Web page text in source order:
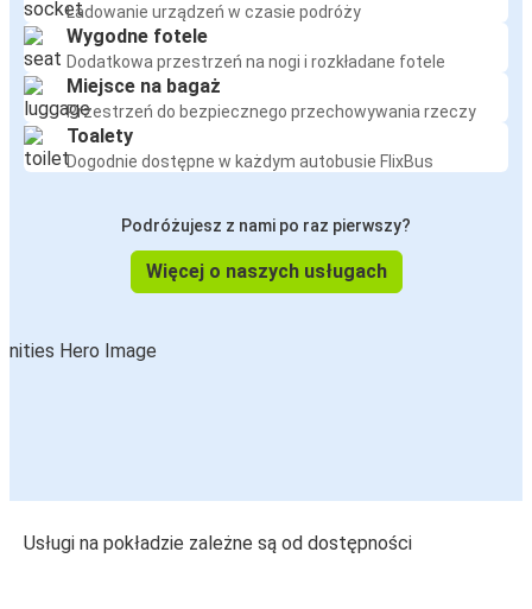
Ładowanie urządzeń w czasie podróży
Wygodne fotele
Dodatkowa przestrzeń na nogi i rozkładane fotele
Miejsce na bagaż
Przestrzeń do bezpiecznego przechowywania rzeczy
Toalety
Dogodnie dostępne w każdym autobusie FlixBus
Podróżujesz z nami po raz pierwszy?
Więcej o naszych usługach
Usługi na pokładzie zależne są od dostępności